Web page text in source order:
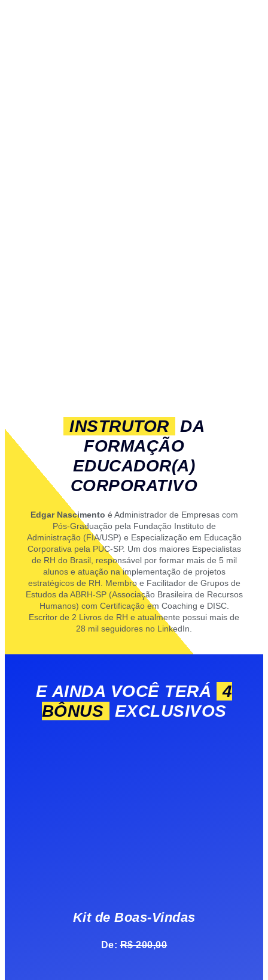
INSTRUTOR
DA
FORMAÇÃO
EDUCADOR(A)
CORPORATIVO
Edgar Nascimento é Administrador de Empresas com
Pós-Graduação pela Fundação Instituto de
Administração (FIA/USP) e Especialização em Educação
Corporativa pela PUC-SP. Um dos maiores Especialistas
de RH do Brasil, responsável por formar mais de 5 mil
alunos e atuação na implementação de projetos
estratégicos de RH. Membro e Facilitador de Grupos de
Estudos da ABRH-SP (Associação Brasileira de Recursos
Humanos) com Certificação em Coaching e DISC.
Escritor de 2 Livros de RH e atualmente possui mais de
28 mil seguidores no LinkedIn.
E AINDA VOCÊ TERÁ
4
BÔNUS
EXCLUSIVOS
Kit de Boas-Vindas
De:R$ 200,00